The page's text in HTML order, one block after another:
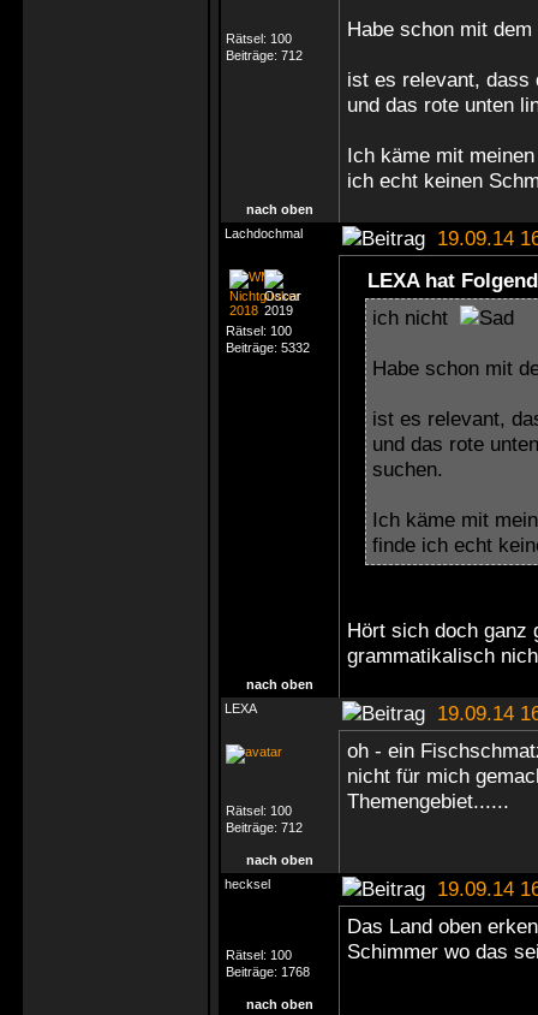
Rätsel: 100
Beiträge: 712
Habe schon mit
ist es relevant, dass
und das rote unten
Ich käme mit
ich echt keinen
nach oben
Lachdochmal
19.09.14
Rätsel: 100
Beiträge: 5332
LEXA hat
ich nicht
Habe schon mit
ist es relevant,
und das rote
suchen.
Ich käme mit
finde ich echt
Hört sich doch ganz
grammatikalisch
nach oben
LEXA
19.09.14
Rätsel: 100
Beiträge: 712
oh - ein
nicht für mich
Themengebiet......
nach oben
hecksel
19.09.14
Rätsel: 100
Beiträge: 1768
Das Land oben
Schimmer wo das
nach oben